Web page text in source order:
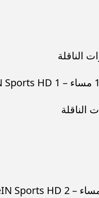
الناقلة
الناقلة